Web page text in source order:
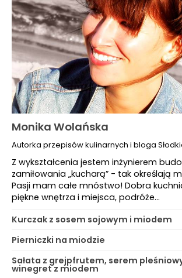
Monika Wolańska
Autorka przepisów kulinarnych i bloga
Z wykształcenia jestem inżynierem
zamiłowania „kucharą” - tak określają
Pasji mam całe mnóstwo! Dobra
piękne wnętrza i miejsca, podróże…
Kurczak z sosem sojowym i miodem
Pierniczki na miodzie
Sałata z grejpfrutem, serem
winegret z miodem